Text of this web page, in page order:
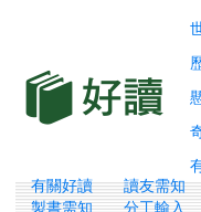
有關好讀 讀友需知
製書需知
分工輸入